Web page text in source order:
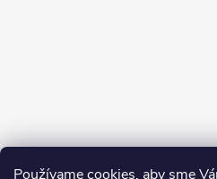
Používame cookies, aby sme